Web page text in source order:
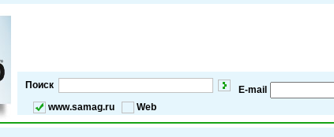
Поиск E-mail
www.samag.ru Web